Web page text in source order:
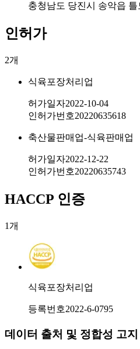
충청남도 당진시 송악읍
인허가
2개
식육포장처리업
허가일자2022-10-04
인허가번호20220635618
축산물판매업-식육판매업
허가일자2022-12-22
인허가번호20220635743
HACCP 인증
1개
식육포장처리업
등록번호2022-6-0795
데이터 출처 및 정합성 고지